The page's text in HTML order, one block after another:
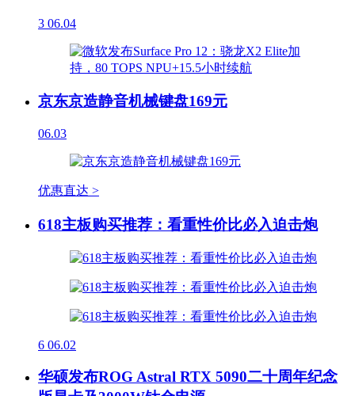
3 06.04
京东京造静音机械键盘169元
06.03
优惠直达 >
618主板购买推荐：看重性价比必入迫击炮
6 06.02
华硕发布ROG Astral RTX 5090二十周年纪念